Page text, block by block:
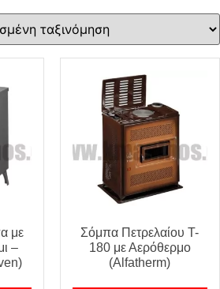
με
–
Σόμπα Πετρελαίου T-
180 με Αερόθερμο
(Alfatherm)